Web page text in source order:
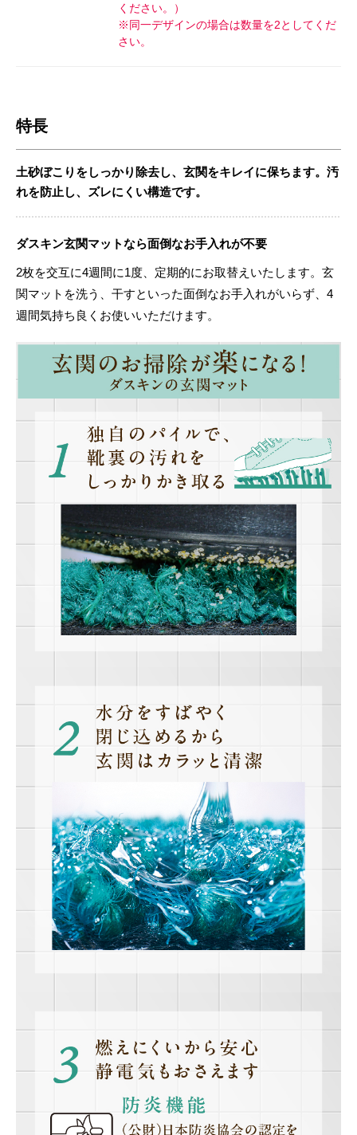
ください。）
※同一デザインの場合は数量を2としてくだ
さい。
特長
土砂ぼこりをしっかり除去し、玄関をキレイに保ちます。汚
れを防止し、ズレにくい構造です。
ダスキン玄関マットなら面倒なお手入れが不要
2枚を交互に4週間に1度、定期的にお取替えいたします。玄
関マットを洗う、干すといった面倒なお手入れがいらず、4
週間気持ち良くお使いいただけます。